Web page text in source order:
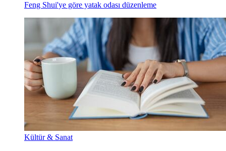
Feng Shui'ye göre yatak odası düzenleme
Kültür & Sanat